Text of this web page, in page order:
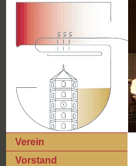
Verein
Vorstand